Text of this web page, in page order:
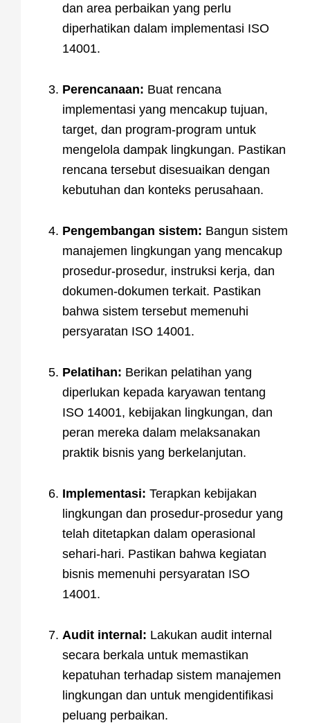
dan area perbaikan yang perlu
diperhatikan dalam implementasi ISO
14001.
Perencanaan: Buat rencana
implementasi yang mencakup tujuan,
target, dan program-program untuk
mengelola dampak lingkungan. Pastikan
rencana tersebut disesuaikan dengan
kebutuhan dan konteks perusahaan.
Pengembangan sistem: Bangun sistem
manajemen lingkungan yang mencakup
prosedur-prosedur, instruksi kerja, dan
dokumen-dokumen terkait. Pastikan
bahwa sistem tersebut memenuhi
persyaratan ISO 14001.
Pelatihan: Berikan pelatihan yang
diperlukan kepada karyawan tentang
ISO 14001, kebijakan lingkungan, dan
peran mereka dalam melaksanakan
praktik bisnis yang berkelanjutan.
Implementasi: Terapkan kebijakan
lingkungan dan prosedur-prosedur yang
telah ditetapkan dalam operasional
sehari-hari. Pastikan bahwa kegiatan
bisnis memenuhi persyaratan ISO
14001.
Audit internal: Lakukan audit internal
secara berkala untuk memastikan
kepatuhan terhadap sistem manajemen
lingkungan dan untuk mengidentifikasi
peluang perbaikan.